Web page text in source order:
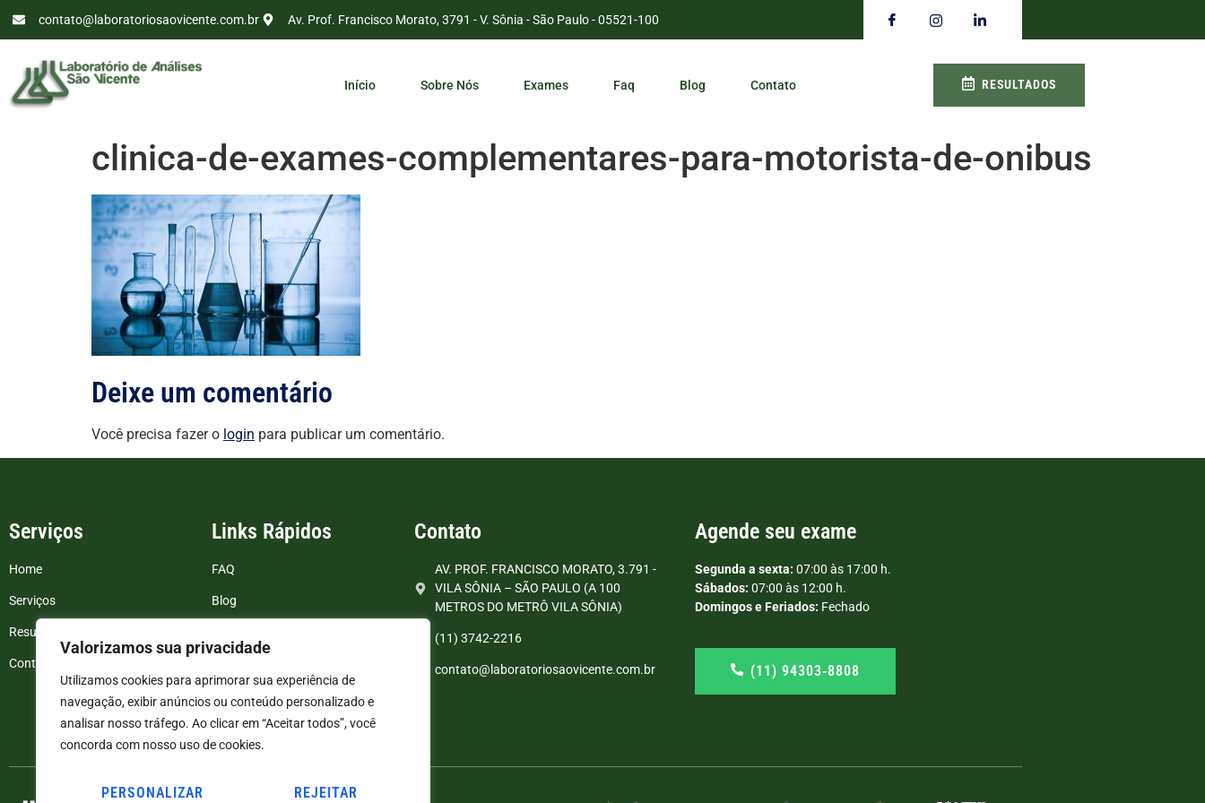
Valorizamos sua privacidade
Utilizamos cookies para aprimorar sua experiência de
navegação, exibir anúncios ou conteúdo personalizado e
analisar nosso tráfego. Ao clicar em “Aceitar todos”, você
concorda com nosso uso de cookies.
PERSONALIZAR REJEITAR
contato@laboratoriosaovicente.com.br Av. Prof. Francisco Morato, 3791 - V. Sônia - São Paulo - 05521-100
Início Sobre Nós Exames Faq Blog Contato RESULTADOS
clinica-de-exames-complementares-para-motorista-de-onibus
Deixe um comentário
Você precisa fazer o login para publicar um comentário.
Serviços
Home
Serviços
Resultados de exames
Contato
Links Rápidos
FAQ
Blog
Contato
AV. PROF. FRANCISCO MORATO, 3.791 -
VILA SÔNIA – SÃO PAULO (A 100
METROS DO METRÔ VILA SÔNIA)
(11) 3742-2216
contato@laboratoriosaovicente.com.br
Agende seu exame
Segunda a sexta: 07:00 às 17:00 h.
Sábados: 07:00 às 12:00 h.
Domingos e Feriados: Fechado
(11) 94303‑8808